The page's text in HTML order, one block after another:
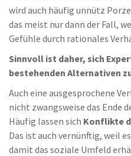
wird auch häufig unnütz
das meist nur dann der Fall,
Gefühle durch rationales
Sinnvoll ist daher, sich
bestehenden Alternativen
Auch eine ausgesprochene
nicht zwangsweise das Ende
Häufig lassen sich Konflikte
Das ist auch vernünftig, weil
damit das soziale Umfeld